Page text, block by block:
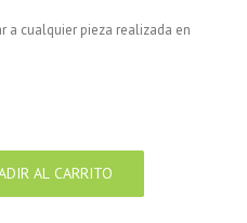
a cualquier pieza realizada en
AL CARRITO